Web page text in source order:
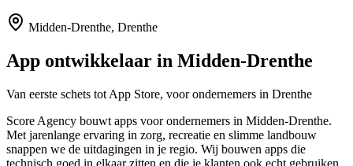
Midden-Drenthe, Drenthe
App ontwikkelaar in Midden-Drenthe
Van eerste schets tot App Store, voor ondernemers in Drenthe
Score Agency bouwt apps voor ondernemers in Midden-Drenthe.
Met jarenlange ervaring in zorg, recreatie en slimme landbouw
snappen we de uitdagingen in je regio. Wij bouwen apps die
technisch goed in elkaar zitten en die je klanten ook echt gebruiken.